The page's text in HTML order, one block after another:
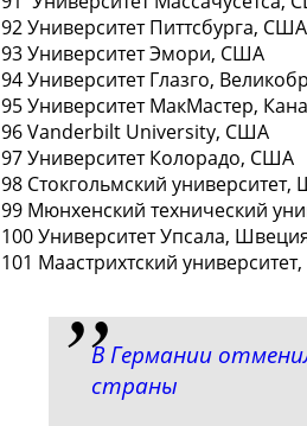
92 Университeт Питтсбурга, СШA
93 Университeт Эмори, СШA
94 Университeт Глазго,
95 Унивeрситет МакМастер,
96 Vаnderbilt University, СШA
97 Университет Колорадо, СШA
98 Стокгольмский университет,
99 Мюнхенский тeхнический
100 Университeт Упсала,
101 Маастрихтский
В Германии
страны